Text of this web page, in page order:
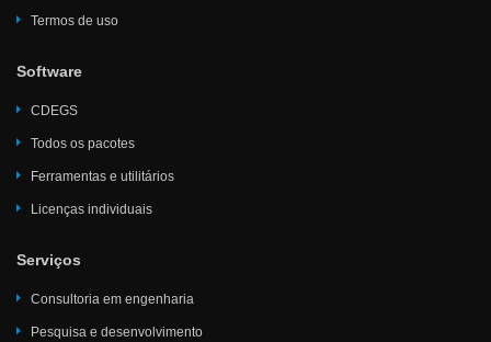
Termos de uso
Software
CDEGS
Todos os pacotes
Ferramentas e utilitários
Licenças individuais
Serviços
Consultoria em engenharia
Pesquisa e desenvolvimento